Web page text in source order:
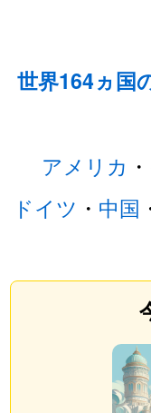
世界164ヵ国
アメリカ ・
ドイツ ・ 中国